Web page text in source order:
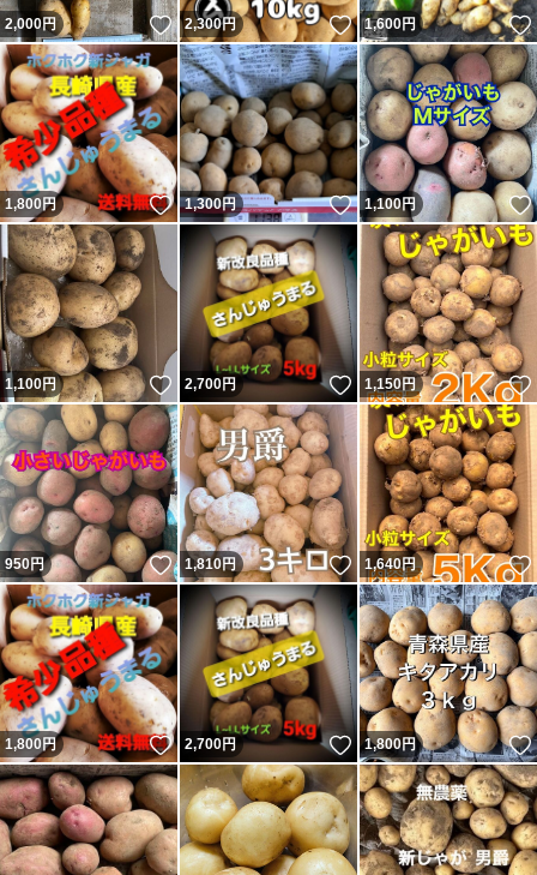
2,000円 いいね！
2,300円 いいね！
1,600円
1,800 円 いいね！
1,300円 いいね！
1,100円
1,100円 いいね！
2,700円 いいね！
1,150円
950円 いいね！
1,810円 いいね！
1,640円
1,800 円 いいね！
2,700円 いいね！
1,800円